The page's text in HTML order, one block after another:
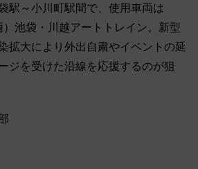
駅～小川町駅間で、使用車両は
池袋・川越アートトレイン。新型
拡大により外出自粛やイベントの延
ジを受けた沿線を応援するのが狙